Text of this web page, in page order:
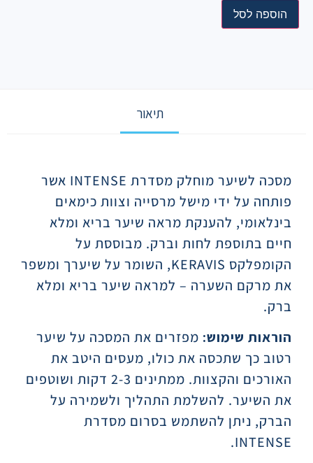
הוספה לסל
תיאור
מסכה לשיער מוחלק מסדרת INTENSE אשר
פותחה על ידי מישל מרסייה וצוות כימאים
בינלאומי, להענקת מראה שיער בריא ומלא
חיים בתוספת לחות וברק. מבוססת על
הקומפלקס KERAVIS, השומר על שיערך ומשפר
את מרקם השערה – למראה שיער בריא ומלא
ברק.
הוראות שימוש: מפזרים את המסכה על שיער
רטוב כך שתכסה את כולו, מעסים היטב את
האורכים והקצוות. ממתינים 2-3 דקות ושוטפים
את השיער. להשלמת התהליך ולשמירה על
הברק, ניתן להשתמש בסרום מסדרת
INTENSE.